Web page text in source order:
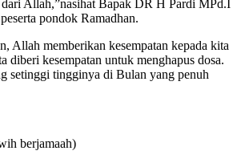
dari Allah,”nasihat Bapak DR H Pardi MPd.I
pondok Ramadhan.
Allah memberikan kesempatan kepada kita
diberi kesempatan untuk menghapus dosa.
setinggi tingginya di Bulan yang penuh
berjamaah)